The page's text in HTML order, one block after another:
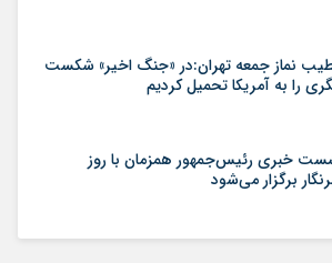
نماز جمعه تهران:در «جنگ اخیر» شکست
را به آمریکا تحمیل کردیم
خبری رئیس‌جمهور همزمان با روز
برگزار می‌شود